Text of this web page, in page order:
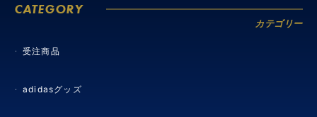
CATEGORY
カテゴリー
受注商品
adidasグッズ